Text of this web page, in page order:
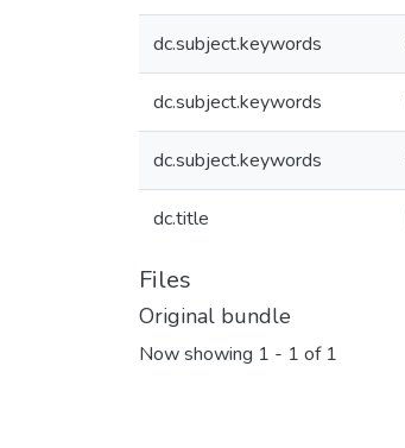
dc.subject.keywords
dc.subject.keywords
dc.subject.keywords
dc.title
Files
Original bundle
Now showing 1 - 1 of 1